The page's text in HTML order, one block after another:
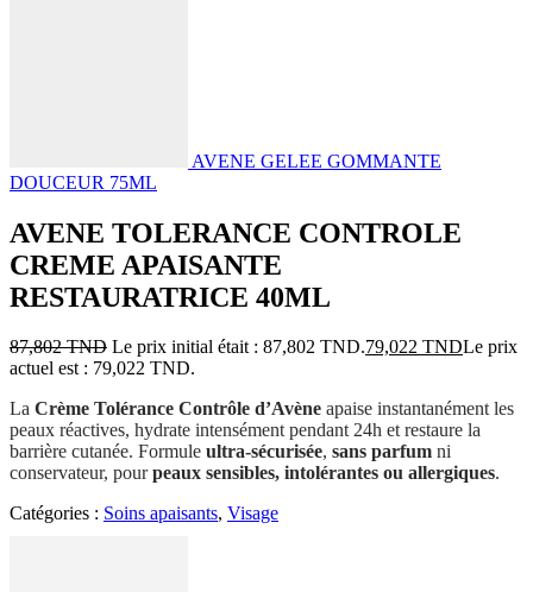
AVENE GELEE GOMMANTE
DOUCEUR 75ML
AVENE TOLERANCE CONTROLE
CREME APAISANTE
RESTAURATRICE 40ML
87,802TND Le prix initial était : 87,802 TND.79,022 TNDLe prix
actuel est : 79,022 TND.
La Crème Tolérance Contrôle d’Avène apaise instantanément les
peaux réactives, hydrate intensément pendant 24h et restaure la
barrière cutanée. Formule ultra-sécurisée, sans parfum ni
conservateur, pourpeaux sensibles, intolérantes ou allergiques.
Catégories : Soins apaisants, Visage